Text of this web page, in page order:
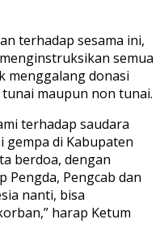
terhadap sesama ini,
semua
menggalang donasi
maupun non tunai.
terhadap saudara
gempa di Kabupaten
berdoa, dengan
Pengcab dan
nanti, bisa
harap Ketum